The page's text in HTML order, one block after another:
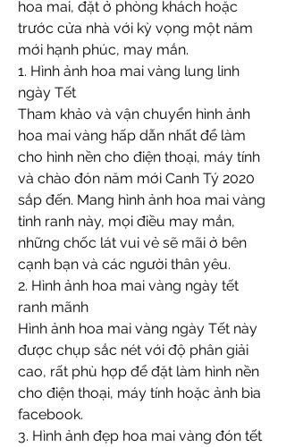
hoa mai, đặt ở phòng khách hoặc
trước cửa nhà với kỳ vọng một năm
mới hạnh phúc, may mắn.
1. Hình ảnh hoa mai vàng lung linh
ngày Tết
Tham khảo và vận chuyển hình ảnh
hoa mai vàng hấp dẫn nhất để làm
cho hình nền cho điện thoại, máy tính
và chào đón năm mới Canh Tý 2020
sắp đến. Mang hình ảnh hoa mai vàng
tinh ranh này, mọi điều may mắn,
những chốc lát vui vẻ sẽ mãi ở bên
cạnh bạn và các người thân yêu.
2. Hình ảnh hoa mai vàng ngày tết
ranh mãnh
Hình ảnh hoa mai vàng ngày Tết này
được chụp sắc nét với độ phân giải
cao, rất phù hợp để đặt làm hình nền
cho điện thoại, máy tính hoặc ảnh bìa
facebook.
3. Hình ảnh đẹp hoa mai vàng đón tết